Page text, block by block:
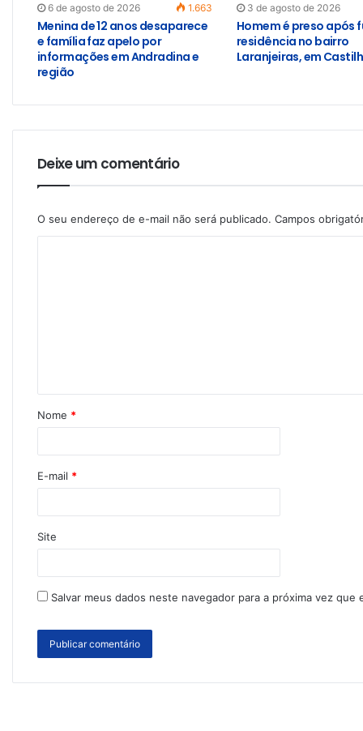
6 de agosto de 2026 1.663
Menina de 12 anos desaparece
e família faz apelo por
informações em Andradina e
região
3 de agosto de 2026
Homem é preso após
residência no bairro
Laranjeiras, em
Deixe um comentário
O seu endereço de e-mail não será publicado. Campos
Nome *
E-mail *
Site
Salvar meus dados neste navegador para a próxima vez que